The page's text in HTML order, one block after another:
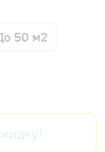
50 м2